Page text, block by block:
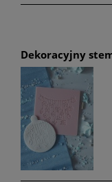
Dekoracyjny